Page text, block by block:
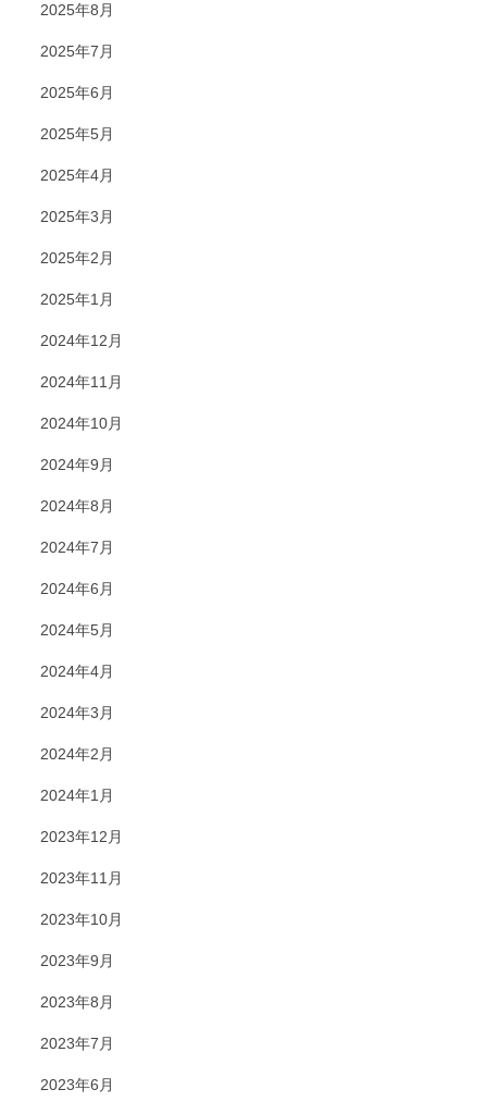
2025年8月
2025年7月
2025年6月
2025年5月
2025年4月
2025年3月
2025年2月
2025年1月
2024年12月
2024年11月
2024年10月
2024年9月
2024年8月
2024年7月
2024年6月
2024年5月
2024年4月
2024年3月
2024年2月
2024年1月
2023年12月
2023年11月
2023年10月
2023年9月
2023年8月
2023年7月
2023年6月